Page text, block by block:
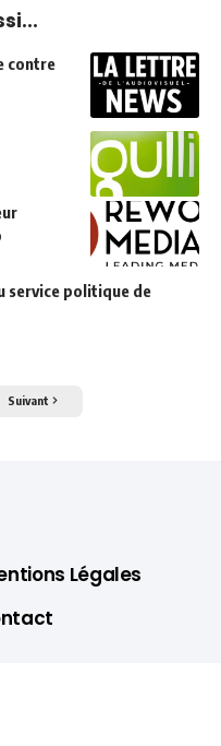
contre
service politique de
Suivant
Légales